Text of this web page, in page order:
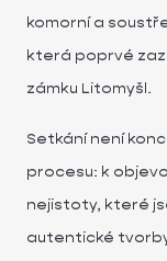
komorní a
která poprvé
zámku Litomyšl.
Setkání není
procesu: k
nejistoty, které
autentické